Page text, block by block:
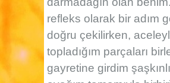
refleks olarak bir adım
doğru çekilirken,
topladığım parçaları
gayretine girdim